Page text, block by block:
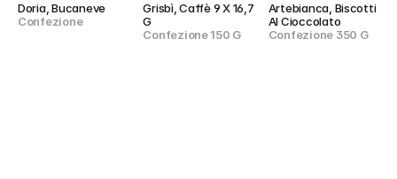
Doria, Bucaneve
Confezione
Grisbì, Caffè 9 X 16,7
G
Confezione 150 G
Artebianca, Biscotti
Al Cioccolato
Confezione 350 G